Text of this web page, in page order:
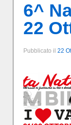
6^
22
Pubblicato il 22